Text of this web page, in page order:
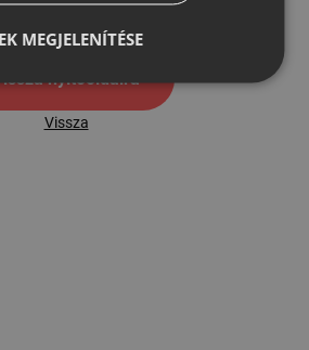
Vissza nyítóoldalra
Vissza
MEGJELENÍTÉSE